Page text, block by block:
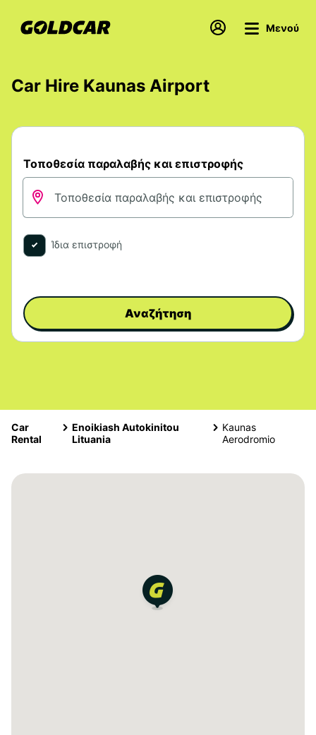
Μενού
Car Hire Kaunas Airport
Τοποθεσία παραλαβής και επιστροφής
Ίδια επιστροφή
Αναζήτηση
Car
Rental
Enoikiash Autokinitou
Lituania
Kaunas
Aerodromio